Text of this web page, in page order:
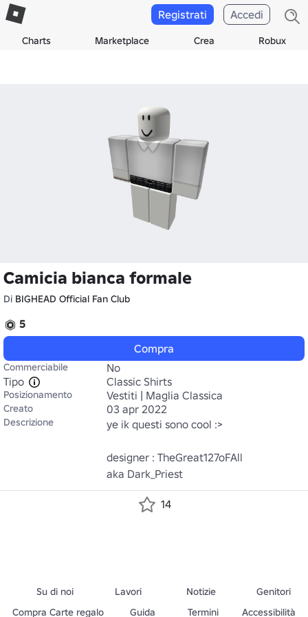
Charts Marketplace Crea Robux
Registrati Accedi
Camicia bianca formale
Di BIGHEAD Official Fan Club
5
Compra
Commerciabile
No
Tipo
Classic Shirts
Posizionamento Vestiti | Maglia Classica
Creato 03 apr 2022
Descrizione ye ik questi sono cool :>
designer : TheGreat127oFAll
aka Dark_Priest
14
Su di noi Lavori Notizie
Genitori
Compra Carte regalo
Guida Termini Accessibilità